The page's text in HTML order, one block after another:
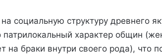
социальную структуру древнего
характер общин
на браки внутри своего рода), что